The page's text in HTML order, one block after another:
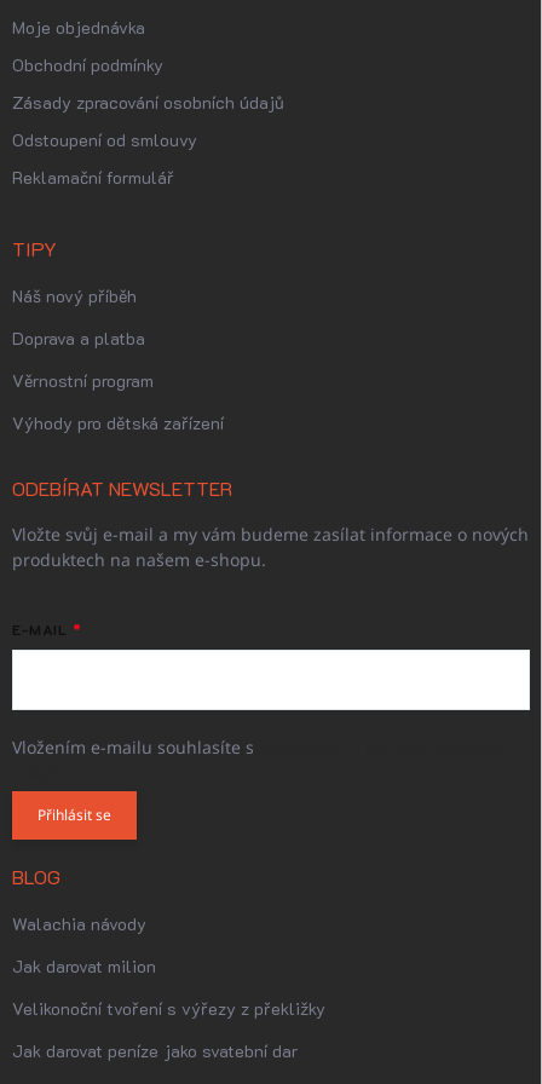
Moje objednávka
Obchodní podmínky
Zásady zpracování osobních údajů
Odstoupení od smlouvy
Reklamační formulář
TIPY
Náš nový příběh
Doprava a platba
Věrnostní program
Výhody pro dětská zařízení
ODEBÍRAT NEWSLETTER
Vložte svůj e-mail a my vám budeme zasílat informace o nových
produktech na našem e-shopu.
E-MAIL
Vložením e-mailu souhlasíte s
Přihlásit se
BLOG
Walachia návody
Jak darovat milion
Velikonoční tvoření s výřezy z překližky
Jak darovat peníze jako svatební dar